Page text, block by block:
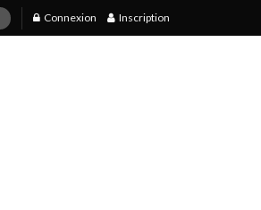
Connexion Inscription